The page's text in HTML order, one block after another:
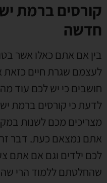
קורסים ברמת
חדשה
בין אם אתם כאלו אשר
לעצמם שגרת חיים כזאת
חושבים כי יש לכם עוד
לדעת כי קורסים ברמת
מצריכים מכם לשנות
אתם נמצאם כעת. דבר
לכם ילדים וגם אם אתם
שהחלטתם ללמוד הרי